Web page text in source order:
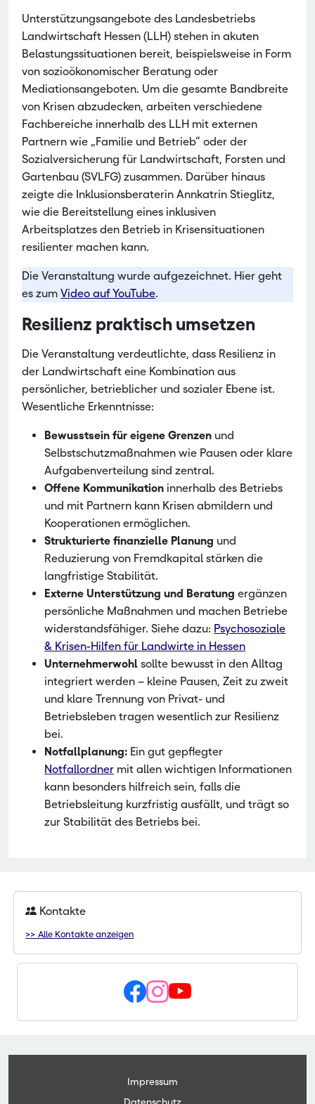
Unterstützungsangebote des Landesbetriebs
Landwirtschaft Hessen (LLH) stehen in akuten
Belastungssituationen bereit, beispielsweise in Form
von sozioökonomischer Beratung oder
Mediationsangeboten. Um die gesamte Bandbreite
von Krisen abzudecken, arbeiten verschiedene
Fachbereiche innerhalb des LLH mit externen
Partnern wie „Familie und Betrieb“ oder der
Sozialversicherung für Landwirtschaft, Forsten und
Gartenbau (SVLFG) zusammen. Darüber hinaus
zeigte die Inklusionsberaterin Annkatrin Stieglitz,
wie die Bereitstellung eines inklusiven
Arbeitsplatzes den Betrieb in Krisensituationen
resilienter machen kann.
Die Veranstaltung wurde aufgezeichnet. Hier geht
es zumVideo auf YouTube.
Resilienz praktisch umsetzen
Die Veranstaltung verdeutlichte, dass Resilienz in
der Landwirtschaft eine Kombination aus
persönlicher, betrieblicher und sozialer Ebene ist.
Wesentliche Erkenntnisse:
Bewusstsein für eigene Grenzen und
Selbstschutzmaßnahmen wie Pausen oder klare
Aufgabenverteilung sind zentral.
Offene Kommunikation innerhalb des Betriebs
und mit Partnern kann Krisen abmildern und
Kooperationen ermöglichen.
Strukturierte finanzielle Planung und
Reduzierung von Fremdkapital stärken die
langfristige Stabilität.
Externe Unterstützung und Beratung ergänzen
persönliche Maßnahmen und machen Betriebe
widerstandsfähiger. Siehe dazu: Psychosoziale
& Krisen-Hilfen für Landwirte in Hessen
Unternehmerwohl sollte bewusst in den Alltag
integriert werden – kleine Pausen, Zeit zu zweit
und klare Trennung von Privat- und
Betriebsleben tragen wesentlich zur Resilienz
bei.
Notfallplanung: Ein gut gepflegter
Notfallordner mit allen wichtigen Informationen
kann besonders hilfreich sein, falls die
Betriebsleitung kurzfristig ausfällt, und trägt so
zur Stabilität des Betriebs bei.
Kontakte
>> Alle Kontakte anzeigen
Impressum